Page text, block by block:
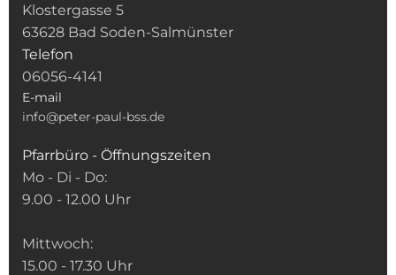
Klostergasse 5
63628 Bad Soden-Salmünster
Telefon
06056-4141
E-mail
info@peter-paul-bss.de
Pfarrbüro - Öffnungszeiten
Mo - Di - Do:
9.00 - 12.00 Uhr
Mittwoch:
15.00 - 17.30 Uhr